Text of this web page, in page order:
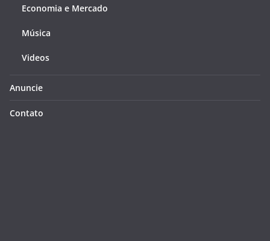
Economia e Mercado
Música
Videos
Anuncie
Contato